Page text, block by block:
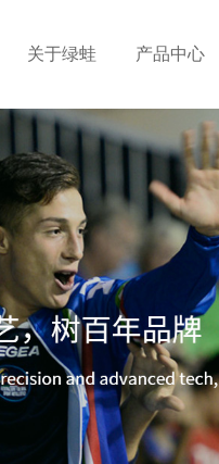
关于绿蛙 产品中心